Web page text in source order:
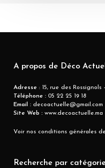
A propos de Déco
Adresse : 15, rue des Rossignols
Téléphone :05 22 25 19 18
Email :decoactuelle@gmail.com
Site Web :www.decoactuelle.ma
Voir nos conditions générales
Recherche par